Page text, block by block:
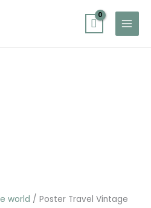
world / Poster Travel Vintage